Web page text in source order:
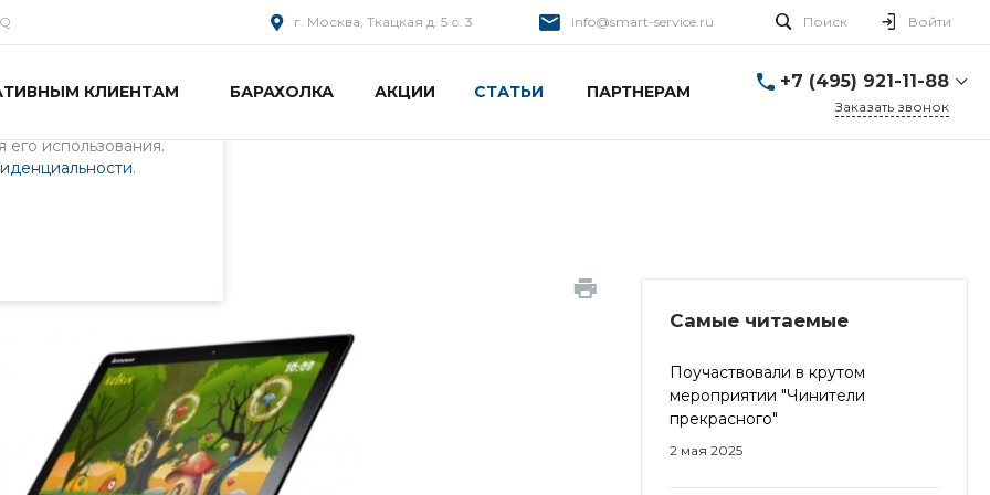
и
использования.
.
г. Москва, Ткацкая д. 5 с. 3 info@smart-service.ru Поиск Войти
КЛИЕНТАМ БАРАХОЛКА АКЦИИ СТАТЬИ ПАРТНЕРАМ
+7 (495) 921-11-88
Заказать звонок
удалось
Самые читаемые
Поучаствовали в крутом
мероприятии "Чинители
прекрасного"
2 мая 2025